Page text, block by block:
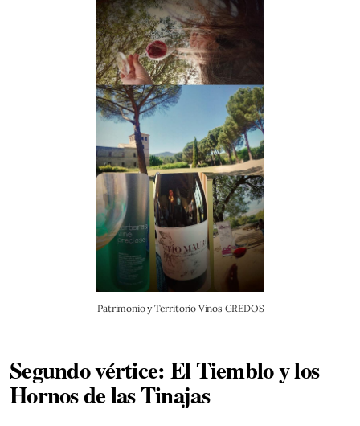
Patrimonio y Territorio Vinos GREDOS
Segundo vértice: El Tiemblo y los
Hornos de las Tinajas